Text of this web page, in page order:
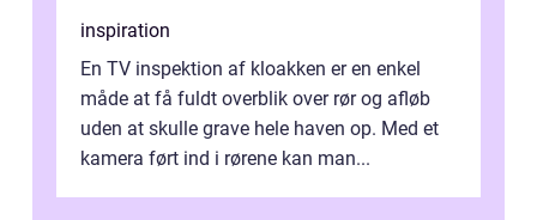
inspiration
En TV inspektion af kloakken er en enkel
måde at få fuldt overblik over rør og afløb
uden at skulle grave hele haven op. Med et
kamera ført ind i rørene kan man...